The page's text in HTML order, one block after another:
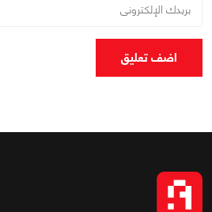
اضف تعليق